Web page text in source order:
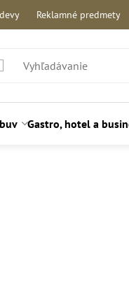
Reklamné predmety
Gastro, hotel a